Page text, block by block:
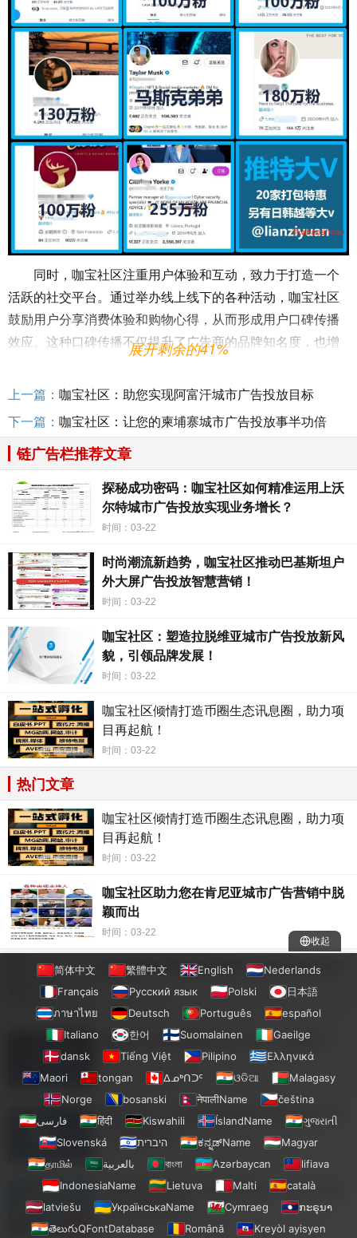
同时，咖宝社区注重用户体验和互动，致力于打造一个
活跃的社交平台。通过举办线上线下的各种活动，咖宝社区
鼓励用户分享消费体验和购物心得，从而形成用户口碑传播
效应。这种口碑传播不仅提升了广告商的品牌知名度，也增
既是广告商和消费者之间的桥梁，也是他们之间交流的平
另外，咖宝社区还利用大数据分析技术，挖掘用户潜在
的消费需求和兴趣爱好，为广告商提供更加精准的用户定
位。通过分析用户在平台上的行为和交流，咖宝社区可以为
广告商提供定制化的广告方案，提高广告的转化率和投资回
报率。这种精准的广告投放模式，不仅节约了广告商的广告
费用，也提升了消费者对广告内容的接受度和认可度。
总的来说，咖宝社区通过创新的广告投放方式和精准的
用户定位技术，成功地实现了广告投放与消费者需求的有机
链接。作为一家新兴的广告平台，咖宝社区正在不断壮大自
己的用户群体，拓展广告商的合作渠道，为阿富汗城市的广
告市场注入新的活力。相信在不久的将来，咖宝社区将成为
的商业发展带来新的机遇和挑战。让我们一起期待咖宝社区
的未来，共同见证它的成长和辉煌！
展开剩余的41%
上一篇： 咖宝社区：助您实现阿富汗城市广告投放目标
下一篇： 咖宝社区：让您的柬埔寨城市广告投放事半功倍
链广告栏推荐文章
探秘成功密码：咖宝社区如何精准运用上沃
尔特城市广告投放实现业务增长？
时间：03-22
时尚潮流新趋势，咖宝社区推动巴基斯坦户
外大屏广告投放智慧营销！
时间：03-22
咖宝社区：塑造拉脱维亚城市广告投放新风
貌，引领品牌发展！
时间：03-22
咖宝社区倾情打造币圈生态讯息圈，助力项
目再起航！
时间：03-22
热门文章
咖宝社区倾情打造币圈生态讯息圈，助力项
目再起航！
时间：03-22
咖宝社区助力您在肯尼亚城市广告营销中脱
颖而出
时间：03-22
咖宝社区引领肯尼亚城市广告投放领域创新
时间：03-22
咖宝社区带您探索肯尼亚城市广告新风尚
时间：03-22
咖宝社区：打造坦桑尼亚城市最具影响力的
广告投放活动
时间：03-22
坦桑尼亚城市的广告投放策略，咖宝社区帮
您实现营销梦想
时间：03-22
收起
简体中文 繁體中文 English
Nederlands
Français
Русский язык Polski
日本語
ภาษาไทย
Deutsch Português
español
Italiano
한어 Suomalainen
Gaeilge
dansk
Tiếng Việt Pilipino
Ελληνικά
Maori
tongan ᐃᓄᒃᑎᑐᑦ ଓଡିଆ
Malagasy
Norge
bosanski नेपालीName
čeština
فارسی
हिंदी Kiswahili ÍslandName
ગુજરાતી
Slovenská
היברית ಕನ್ನಡ್Name
Magyar
தாமில்
بالعربية বাংলা Azərbaycan
lifiava
IndonesiaName
Lietuva Malti
català
latviešu
УкраїнськаName Cymraeg
ກະຣຸນາ
తెలుగుQFontDatabase
Română Kreyòl ayisyen